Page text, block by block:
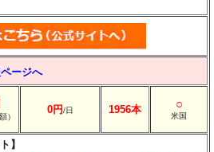
ージへ
）
0円/日 1956本 ○
米国
】